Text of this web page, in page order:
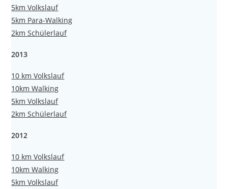
5km Volkslauf
5km Para-Walking
2km Schülerlauf
2013
10 km Volkslauf
10km Walking
5km Volkslauf
2km Schülerlauf
2012
10 km Volkslauf
10km Walking
5km Volkslauf